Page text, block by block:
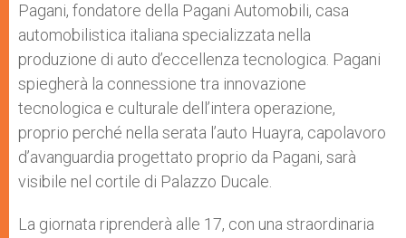
Pagani, fondatore della Pagani Automobili, casa
automobilistica italiana specializzata nella
produzione di auto d’eccellenza tecnologica. Pagani
spiegherà la connessione tra innovazione
tecnologica e culturale dell’intera operazione,
proprio perché nella serata l’auto Huayra, capolavoro
d’avanguardia progettato proprio da Pagani, sarà
visibile nel cortile di Palazzo Ducale.
La giornata riprenderà alle 17, con una straordinaria